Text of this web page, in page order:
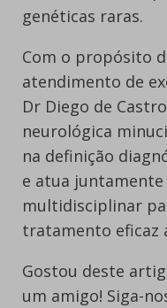
genéticas raras.
Com o propósito
atendimento de
Dr Diego de
neurológica
na definição
e atua juntamente
multidisciplinar
tratamento eficaz
Gostou deste
um amigo! Siga-